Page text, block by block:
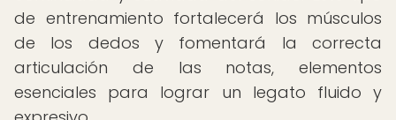
de entrenamiento fortalecerá los músculos
de los dedos y fomentará la correcta
articulación de las notas, elementos
esenciales para lograr un legato fluido y